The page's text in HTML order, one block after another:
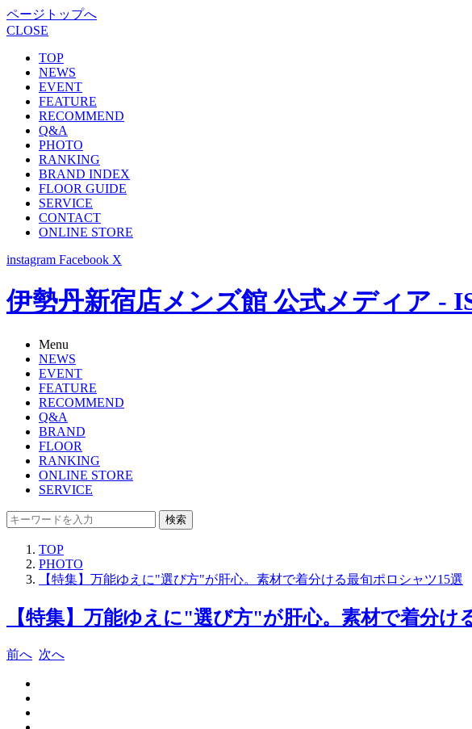
ページトップへ
CLOSE
TOP
NEWS
EVENT
FEATURE
RECOMMEND
Q&A
PHOTO
RANKING
BRAND INDEX
FLOOR GUIDE
SERVICE
CONTACT
ONLINE STORE
instagram Facebook X
伊勢丹新宿店メンズ館 公式メディア -
Menu
NEWS
EVENT
FEATURE
RECOMMEND
Q&A
BRAND
FLOOR
RANKING
ONLINE STORE
SERVICE
検索
TOP
PHOTO
【特集】万能ゆえに"選び方"が肝心。素材で着分ける最旬ポロシャツ15選
【特集】万能ゆえに"選び方"が肝心。素材で着分け
前へ 次へ